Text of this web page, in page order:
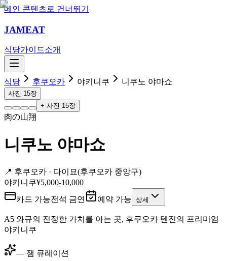
메인 콘텐츠로 건너뛰기
JAMEAT
식당가이드소개
식당 후쿠오카 야키니쿠 니쿠노 야마쇼
사진 15장
+ 사진 15장
肉の山翔
니쿠노 야마쇼
📍 후쿠오카 · 다이묘(후쿠오카 중앙구)
야키니쿠¥5,000-10,000
카드 가능전석 금연 예약 가능 상세
A5 와규의 진정한 가치를 아는 곳, 후쿠오카 텐진의 프리미엄
야키니쿠
— 잼 큐레이션